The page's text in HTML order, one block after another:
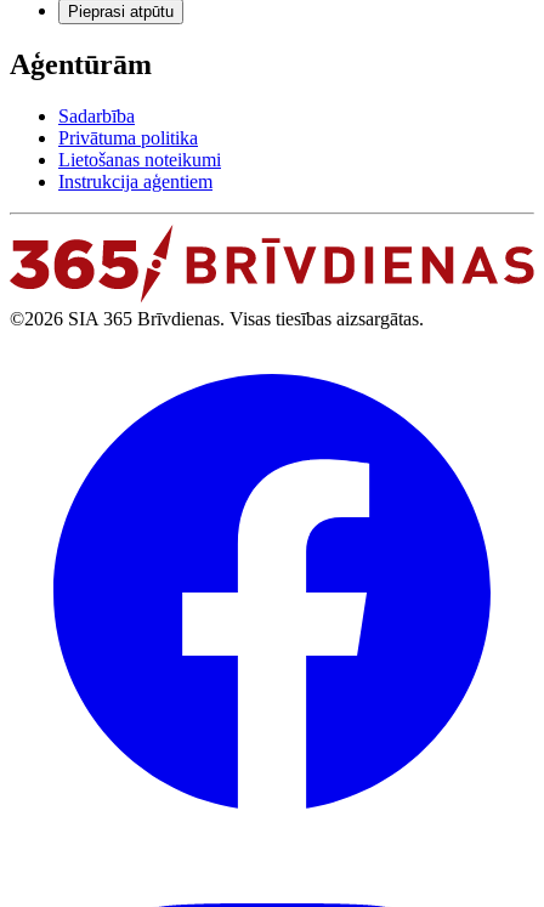
Pieprasi atpūtu
Aģentūrām
Sadarbība
Privātuma politika
Lietošanas noteikumi
Instrukcija aģentiem
©2026 SIA 365 Brīvdienas. Visas tiesības aizsargātas.